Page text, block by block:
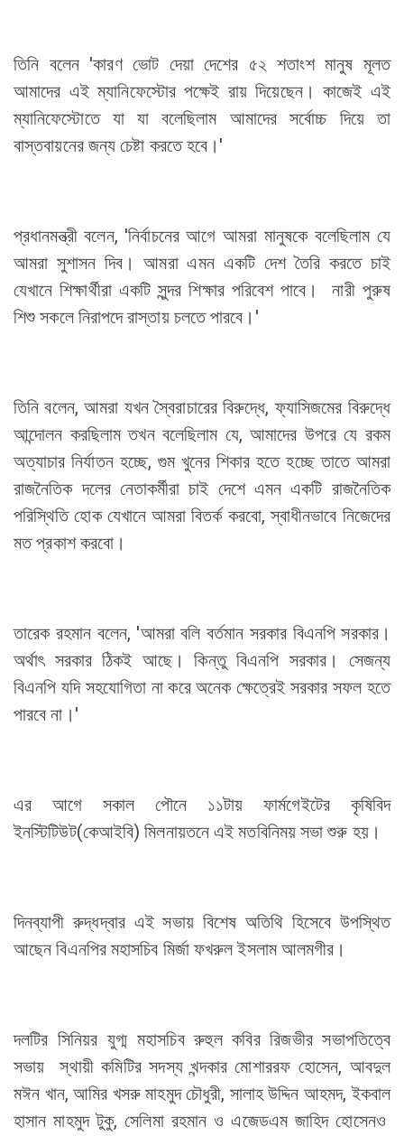
তিনি বলেন 'কারণ ভোট দেয়া দেশের ৫২ শতাংশ মানুষ মূলত
আমাদের এই ম্যানিফেস্টোর পক্ষেই রায় দিয়েছেন। কাজেই এই
ম্যানিফেস্টোতে যা যা বলেছিলাম আমাদের সর্বোচ্চ দিয়ে তা
বাস্তবায়নের জন্য চেষ্টা করতে হবে।'
প্রধানমন্ত্রী বলেন, 'নির্বাচনের আগে আমরা মানুষকে বলেছিলাম যে
আমরা সুশাসন দিব। আমরা এমন একটি দেশ তৈরি করতে চাই
যেখানে শিক্ষার্থীরা একটি সুন্দর শিক্ষার পরিবেশ পাবে। নারী পুরুষ
শিশু সকলে নিরাপদে রাস্তায় চলতে পারবে।'
তিনি বলেন, আমরা যখন স্বৈরাচারের বিরুদ্ধে, ফ্যাসিজমের বিরুদ্ধে
আন্দোলন করছিলাম তখন বলেছিলাম যে, আমাদের উপরে যে রকম
অত্যাচার নির্যাতন হচ্ছে, গুম খুনের শিকার হতে হচ্ছে তাতে আমরা
রাজনৈতিক দলের নেতাকর্মীরা চাই দেশে এমন একটি রাজনৈতিক
পরিস্থিতি হোক যেখানে আমরা বিতর্ক করবো, স্বাধীনভাবে নিজেদের
মত প্রকাশ করবো।
তারেক রহমান বলেন, 'আমরা বলি বর্তমান সরকার বিএনপি সরকার।
অর্থাৎ সরকার ঠিকই আছে। কিন্তু বিএনপি সরকার। সেজন্য
বিএনপি যদি সহযোগিতা না করে অনেক ক্ষেত্রেই সরকার সফল হতে
পারবে না।'
এর আগে সকাল পৌনে ১১টায় ফার্মগেইটের কৃষিবিদ
ইনস্টিটিউট(কেআইবি) মিলনায়তনে এই মতবিনিময় সভা শুরু হয়।
দিনব্যাপী রুদ্ধদ্বার এই সভায় বিশেষ অতিথি হিসেবে উপস্থিত
আছেন বিএনপির মহাসচিব মির্জা ফখরুল ইসলাম আলমগীর।
দলটির সিনিয়র যুগ্ম মহাসচিব রুহুল কবির রিজভীর সভাপতিত্বে
সভায় স্থায়ী কমিটির সদস্য খন্দকার মোশাররফ হোসেন, আবদুল
মঈন খান, আমির খসরু মাহমুদ চৌধুরী, সালাহ উদ্দিন আহমদ, ইকবাল
হাসান মাহমুদ টুকু, সেলিমা রহমান ও এজেডএম জাহিদ হোসেনও